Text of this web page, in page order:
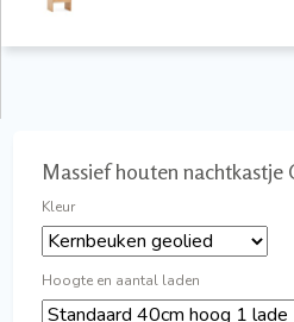
Massief houten nachtkastje
Kleur
Hoogte en aantal laden